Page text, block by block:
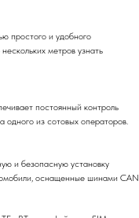
простого и удобного
метров узнать
постоянный контроль
одного из сотовых операторов.
и безопасную установку
оснащенные шинами CAN